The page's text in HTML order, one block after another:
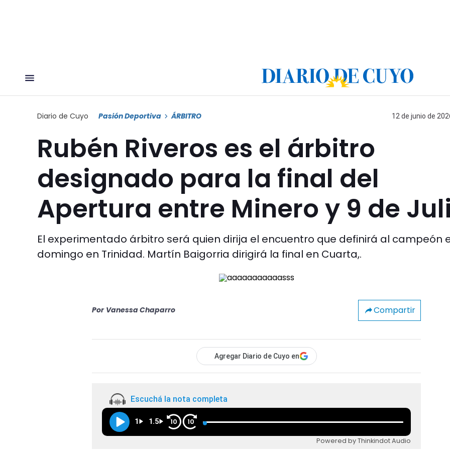
Diario de Cuyo Pasión Deportiva ÁRBITRO 12 de junio de
Rubén Riveros es el árbitro
designado para la final del
Apertura entre Minero y 9 de
El experimentado árbitro será quien dirija el encuentro que definirá al campeón
domingo en Trinidad. Martín Baigorria dirigirá la final en Cuarta,.
Por Vanessa Chaparro Compartir
Agregar Diario de Cuyo en
Escuchá la nota completa
1 1.5 10 10
Powered by Thinkindot Audio